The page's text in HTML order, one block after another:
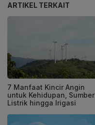
ARTIKEL TERKAIT
7 Manfaat Kincir Angin
untuk Kehidupan, Sumber
Listrik hingga Irigasi